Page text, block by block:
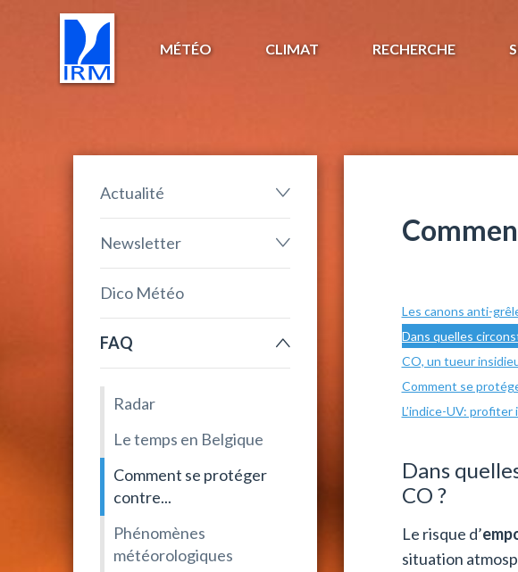
MÉTÉO CLIMAT RECHERCHE
Actualité
Newsletter
Dico Météo
FAQ
Radar
Le temps en Belgique
Comment se protéger
contre...
Phénomènes
météorologiques
Les canons anti-
Dans quelles
CO, un tueur
Comment se
L’indice-UV:
Dans
CO ?
Le risque d’
situation